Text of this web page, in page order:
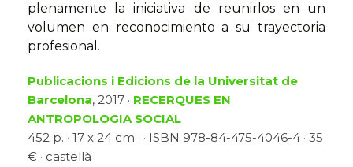
plenamente la iniciativa de reunirlos en un
volumen en reconocimiento a su trayectoria
profesional.
Publicacions i Edicions de la Universitat de
Barcelona, 2017 · RECERQUES EN
ANTROPOLOGIA SOCIAL
452 p. · 17 x 24 cm · · ISBN 978-84-475-4046-4 · 35
€ · castellà